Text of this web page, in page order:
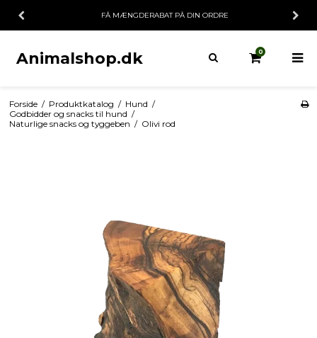
FÅ MÆNGDERABAT PÅ DIN ORDRE
Animalshop.dk 0
Forside / Produktkatalog / Hund /
Godbidder og snacks til hund /
Naturlige snacks og tyggeben / Olivi rod